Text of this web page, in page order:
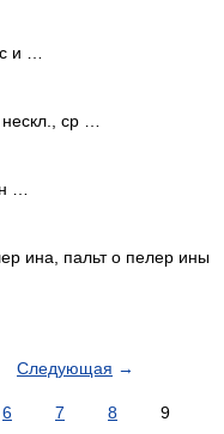
и …
ср …
…
ина, пальт о пелер ины
Следующая →
6 7 8
9